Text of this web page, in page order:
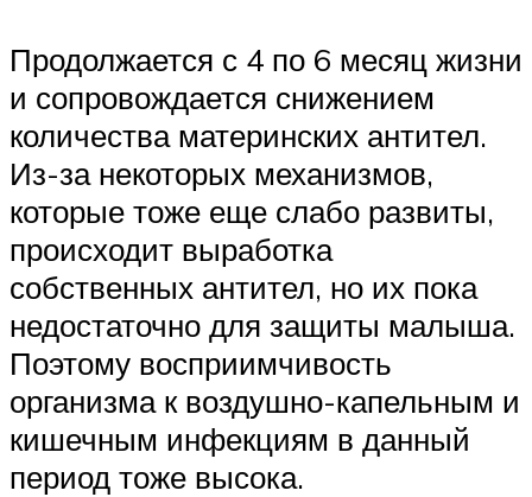
Продолжается с 4 по 6 месяц жизни
и сопровождается снижением
количества материнских антител.
Из-за некоторых механизмов,
которые тоже еще слабо развиты,
происходит выработка
собственных антител, но их пока
недостаточно для защиты малыша.
Поэтому восприимчивость
организма к воздушно-капельным и
кишечным инфекциям в данный
период тоже высока.